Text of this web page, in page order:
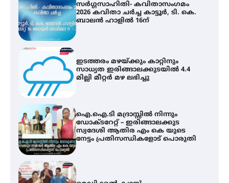
ഇടത്തരം മഴയ്ക്കും കാറ്റിനും
സാധ്യത ഇരിങ്ങാലക്കുടയിൽ 4.4
മില്ലി മീറ്റർ മഴ ലഭിച്ചു
ഐ.ഐ.ടി മദ്രാസ്സിൽ നിന്നും
ഡോക്ടറേറ്റ് – ഇരിങ്ങാലക്കുട
സ്വദേശി ആതിര എം കെ യുടെ
നേട്ടം പ്രതിസന്ധികളോട് പൊരുതി
മെഡിക്കൽ ക്യാമ്പ്
സെന്റ് ജോസഫ്സ് കോളജ്